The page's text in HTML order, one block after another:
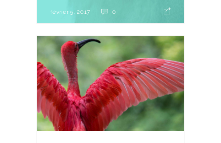
février 5, 2017 0